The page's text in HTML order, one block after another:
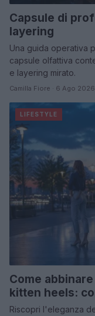
Capsule di
layering
Una guida operativa
capsule olfattiva
e layering mirato.
Camilla Fiore · 6 Ago 2026
LIFESTYLE
Come
kitten heels:
Riscopri l'eleganza